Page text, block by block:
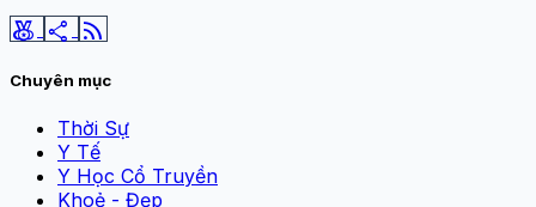
social_leaderboard share rss_feed
Chuyên mục
Thời Sự
Y Tế
Y Học Cổ Truyền
Khoẻ - Đẹp